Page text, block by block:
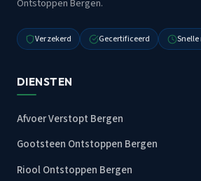
Ontstoppen Bergen.
Verzekerd Gecertificeerd
DIENSTEN
Afvoer Verstopt Bergen
Gootsteen Ontstoppen Bergen
Riool Ontstoppen Bergen